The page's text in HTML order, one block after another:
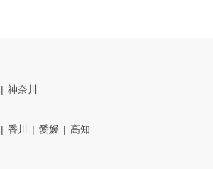
神奈川
香川 愛媛
高知